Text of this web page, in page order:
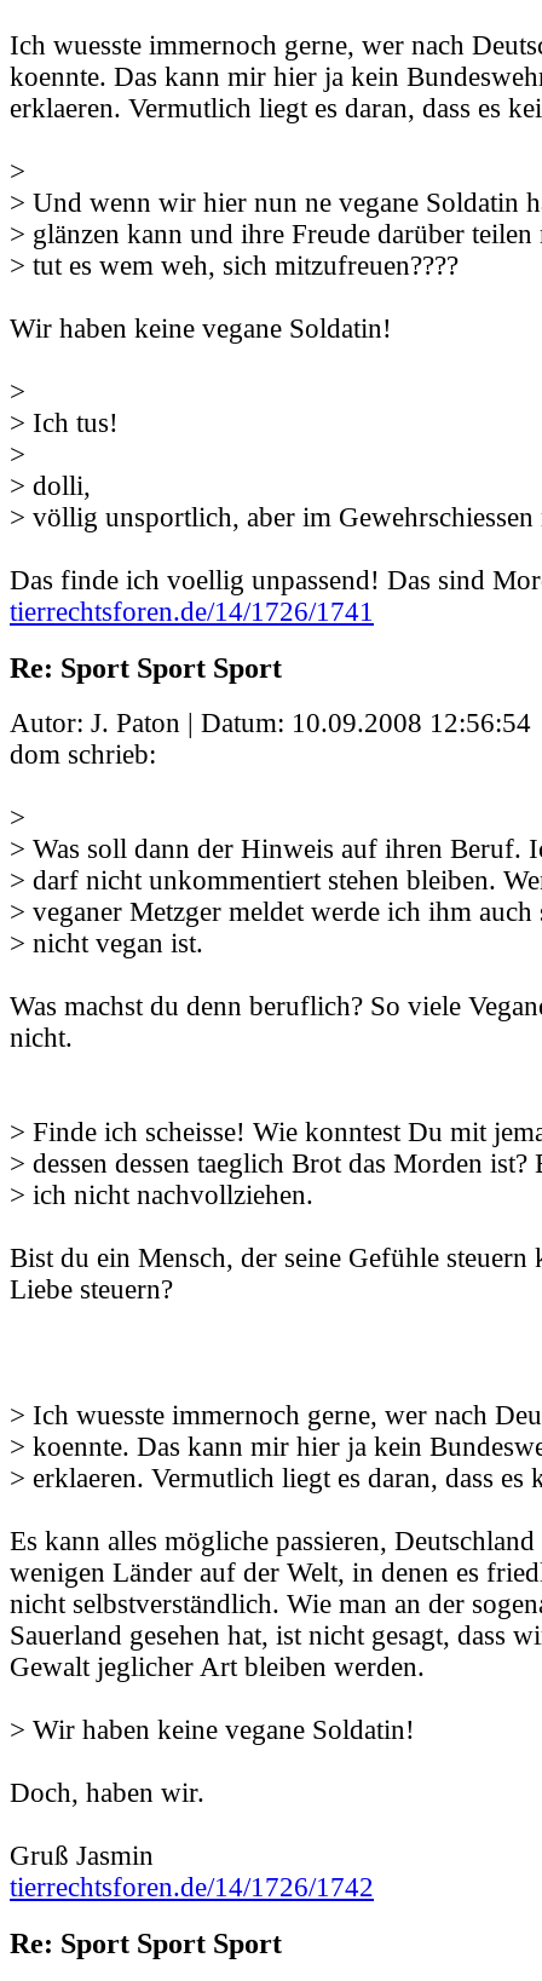
Ich wuesste immernoch gerne, wer nach
koennte. Das kann mir hier ja kein
erklaeren. Vermutlich liegt es daran, dass es
>
> Und wenn wir hier nun ne vegane Soldatin
> glänzen kann und ihre Freude darüber teilen
> tut es wem weh, sich mitzufreuen????
Wir haben keine vegane Soldatin!
>
> Ich tus!
>
> dolli,
> völlig unsportlich, aber im Gewehrschiessen
Das finde ich voellig unpassend! Das sind
tierrechtsforen.de/14/1726/1741
Re: Sport Sport Sport
Autor: J. Paton | Datum: 10.09.2008 12:56:54
dom schrieb:
>
> Was soll dann der Hinweis auf ihren Beruf.
> darf nicht unkommentiert stehen bleiben.
> veganer Metzger meldet werde ich ihm auch
> nicht vegan ist.
Was machst du denn beruflich? So viele
nicht.
> Finde ich scheisse! Wie konntest Du mit
> dessen dessen taeglich Brot das Morden
> ich nicht nachvollziehen.
Bist du ein Mensch, der seine Gefühle steuern
Liebe steuern?
> Ich wuesste immernoch gerne, wer nach
> koennte. Das kann mir hier ja kein
> erklaeren. Vermutlich liegt es daran, dass es
Es kann alles mögliche passieren, Deutschland
wenigen Länder auf der Welt, in denen es
nicht selbstverständlich. Wie man an der
Sauerland gesehen hat, ist nicht gesagt, dass
Gewalt jeglicher Art bleiben werden.
> Wir haben keine vegane Soldatin!
Doch, haben wir.
Gruß Jasmin
tierrechtsforen.de/14/1726/1742
Re: Sport Sport Sport